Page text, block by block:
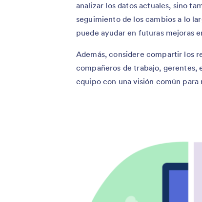
analizar los datos actuales, sino
seguimiento de los cambios a lo
puede ayudar en futuras mejoras
Además, considere compartir los
compañeros de trabajo, gerentes,
equipo con una visión común